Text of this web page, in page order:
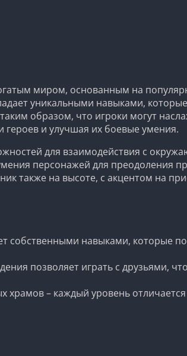
миром, основанным на
уникальными навыками,
образом, что игроки могут
и улучшая их боевые умения.
для взаимодействия с
персонажей для преодоления
также на высоте, с акцентом на
собственными навыками, которые
позволяет играть с друзьями,
храмов – каждый уровень